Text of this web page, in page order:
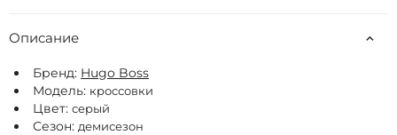
Описание
Бренд: Hugo Boss
Модель: кроссовки
Цвет: серый
Сезон: демисезон